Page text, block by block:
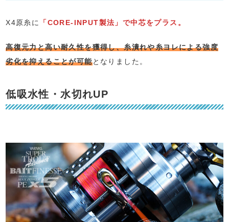
X4原糸に 「CORE‐INPUT製法」で中芯をプラス。
高復元力と高い耐久性を獲得し、糸潰れや糸ヨレによる強度
劣化を抑えることが可能となりました。
低吸水性・水切れUP